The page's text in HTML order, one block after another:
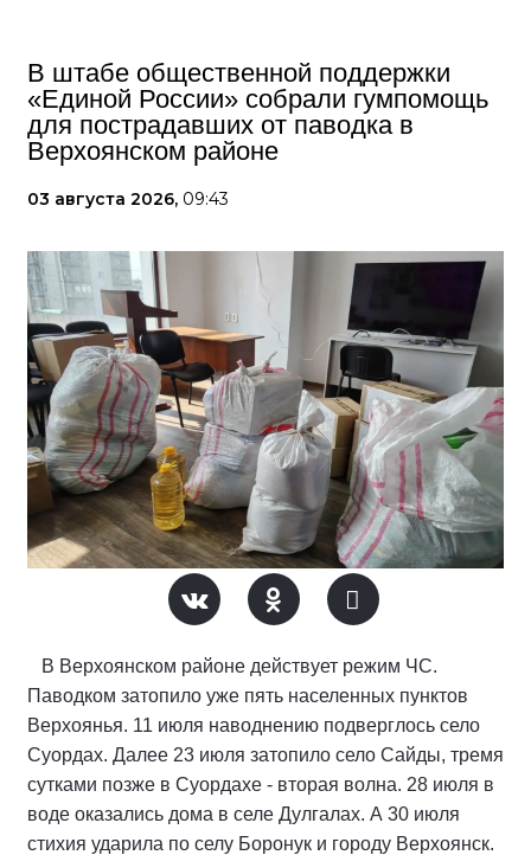
В штабе общественной поддержки
«Единой России» собрали гумпомощь
для пострадавших от паводка в
Верхоянском районе
03 августа 2026, 09:43
В Верхоянском районе действует режим ЧС.
Паводком затопило уже пять населенных пунктов
Верхоянья. 11 июля наводнению подверглось село
Суордах. Далее 23 июля затопило село Сайды, тремя
сутками позже в Суордахе - вторая волна. 28 июля в
воде оказались дома в селе Дулгалах. А 30 июля
стихия ударила по селу Боронук и городу Верхоянск.